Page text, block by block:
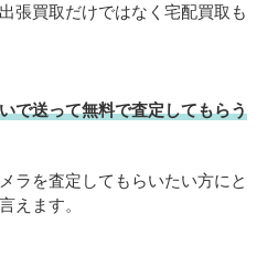
張買取だけではなく宅配買取も
で送って無料で査定してもらう
ラを査定してもらいたい方にと
えます。